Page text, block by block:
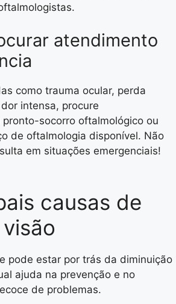
atendimento
como trauma ocular, perda
intensa, procure
socorro oftalmológico ou
de oftalmologia disponível. Não
em situações emergenciais!
causas de
pode estar por trás da diminuição
ajuda na prevenção e no
de problemas.